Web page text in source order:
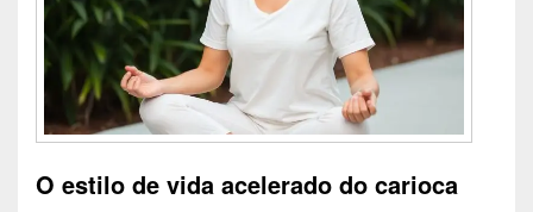
O estilo de vida acelerado do carioca